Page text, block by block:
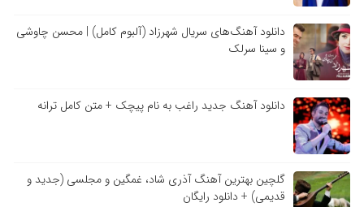
دانلود آهنگ‌های سریال شهرزاد (آلبوم کامل) | محسن چاوشی
و سینا سرلک
دانلود آهنگ جدید راغب به نام پیچک + متن کامل ترانه
گلچین بهترین آهنگ آذری شاد، غمگین و مجلسی (جدید و
قدیمی) + دانلود رایگان